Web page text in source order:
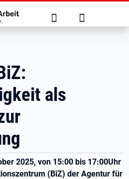
Suche Anmelden
als
2025, von 15:00 bis 17:00Uhr
(BiZ) der Agentur für